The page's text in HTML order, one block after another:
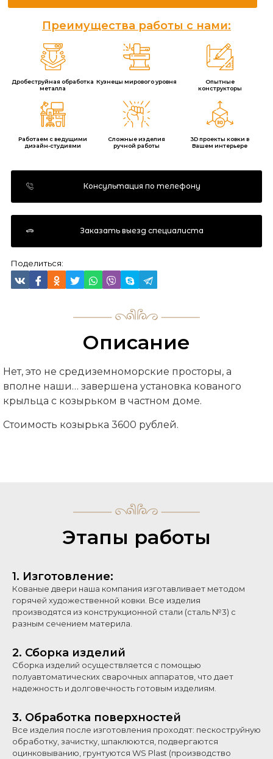
Преимущества работы с нами:
Дробеструйная обработка
металла
Кузнецы мирового уровня
Опытные
конструкторы
Работаем с ведущими
дизайн-студиями
Сложные изделия
ручной работы
3D проекты ковки в
Вашем интерьере
Консультация по телефону
Заказать выезд специалиста
Поделиться:
Описание
Нет, это не средиземноморские просторы, а
вполне наши… завершена установка кованого
крыльца с козырьком в частном доме.
Стоимость козырька 3600 рублей.
Этапы работы
1. Изготовление:
Кованые двери наша компания изготавливает методом
горячей художественной ковки. Все изделия
производятся из конструкционной стали (сталь №3) с
разным сечением материла.
2. Сборка изделий
Сборка изделий осуществляется с помощью
полуавтоматических сварочных аппаратов, что дает
надежность и долговечность готовым изделиям.
3. Обработка поверхностей
Все изделия после изготовления проходят: пескоструйную
обработку, зачистку, шпаклюются, подвергаются
оцинковыванию, грунтуются WS Plast (производство